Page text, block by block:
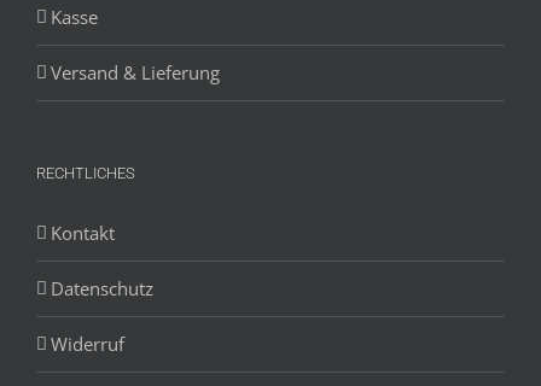
Kasse
Versand & Lieferung
RECHTLICHES
Kontakt
Datenschutz
Widerruf